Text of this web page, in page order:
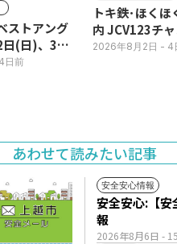
ストアング
日(日)、3日
日前
トキ鉄･ほく
内 JCV123チャンネルで平
日毎朝表示
2026年8月2日 - 4
あわせて読みたい記事
安全安心情報
2026年8月6日 -
安全安心:【安
報